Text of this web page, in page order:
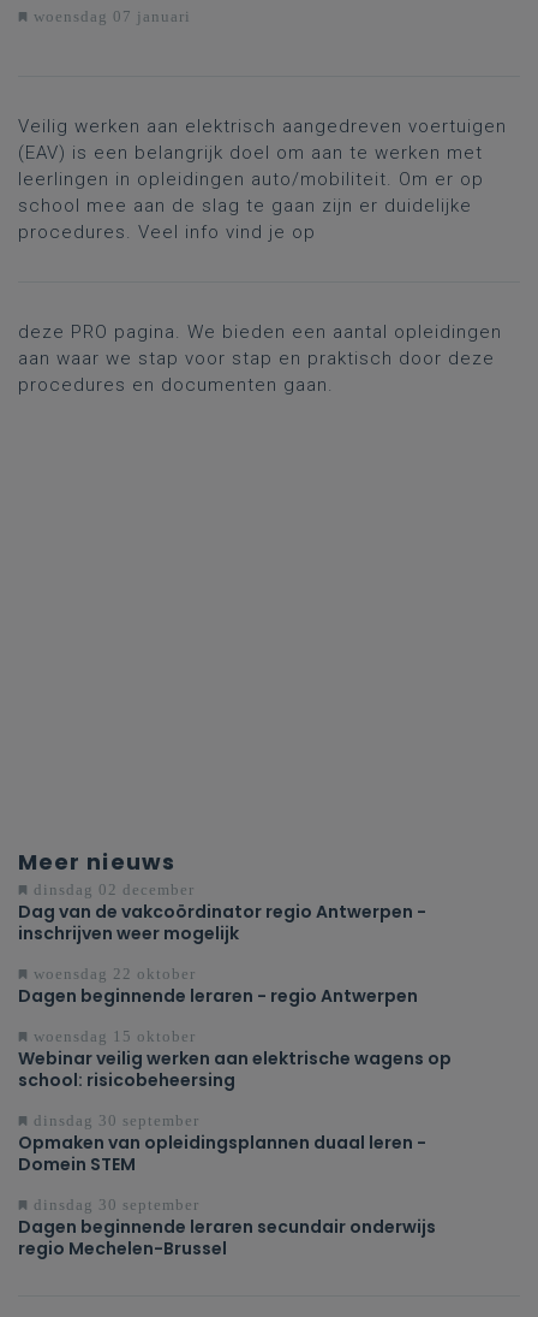
woensdag 07 januari
Veilig werken aan elektrisch aangedreven voertuigen
(EAV) is een belangrijk doel om aan te werken met
leerlingen in opleidingen auto/mobiliteit. Om er op
school mee aan de slag te gaan zijn er duidelijke
procedures. Veel info vind je op
deze PRO pagina
. We bieden een aantal opleidingen
aan waar we stap voor stap en praktisch door deze
procedures en documenten gaan.
Meer nieuws
dinsdag 02 december
Dag van de vakcoördinator regio Antwerpen -
inschrijven weer mogelijk
woensdag 22 oktober
Dagen beginnende leraren - regio Antwerpen
woensdag 15 oktober
Webinar veilig werken aan elektrische wagens op
school: risicobeheersing
dinsdag 30 september
Opmaken van opleidingsplannen duaal leren -
Domein STEM
dinsdag 30 september
Dagen beginnende leraren secundair onderwijs
regio Mechelen-Brussel